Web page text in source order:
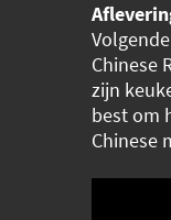
Chinese
zijn
best om
Chinese